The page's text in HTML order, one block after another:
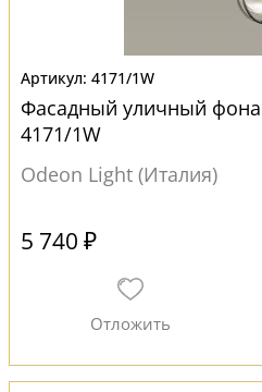
4171/1W
Фасадный уличный
4171/1W
Odeon Light (Италия)
5 740 ₽